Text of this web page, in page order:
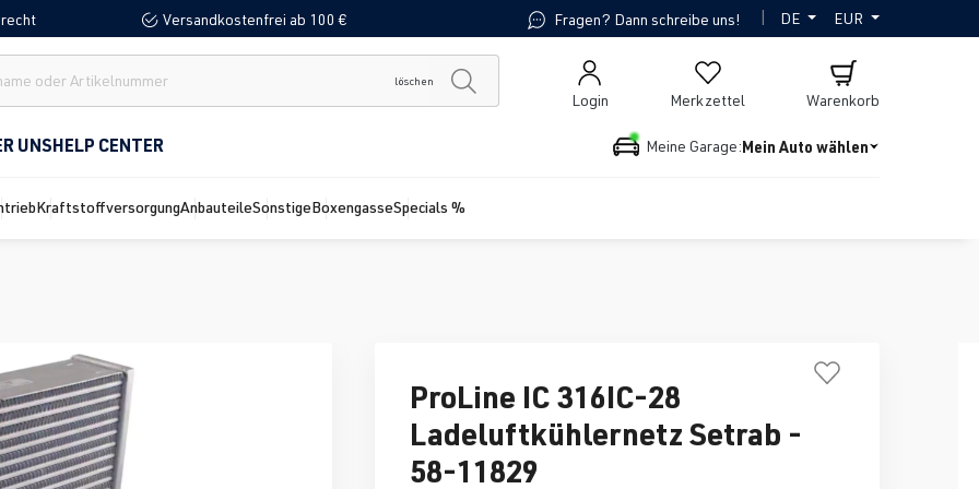
Versandkostenfrei ab 100 € Fragen? Dann schreibe uns! | DE EUR
löschen
Merkzettel
Login Warenkorb
UNSHELP CENTER Meine Garage:Mein Auto wählen
KraftstoffversorgungAnbauteileSonstigeBoxengasseSpecials %
ProLine IC 316IC-28
Ladeluftkühlernetz Setrab -
58-11829